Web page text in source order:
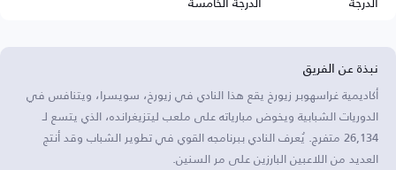
نبذة عن الفريق
أكاديمية غراسهوبر زيورخ يقع هذا النادي في زيورخ، سويسرا، ويتنافس في
الدوريات الشبابية ويخوض مبارياته على ملعب ليتزيغرانده، الذي يتسع لـ
26,134 متفرج. يُعرف النادي ببرنامجه القوي في تطوير الشباب وقد أنتج
العديد من اللاعبين البارزين على مر السنين.